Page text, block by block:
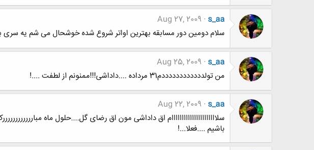
s_aa
Aug 27, 2009
سلام دومین دور مسابقه بهترین اواتر شروع شده خوشحال می شم یه سری
s_aa
Aug 25, 2009
من تولددددددددددددم31 مرداده ....داداشی!!!ممنونم از لطفت ....!
s_aa
Aug 22, 2009
سلاااااااااااااااااااااام اق داداشی مون اق رضای گل....حلول ماه
باشیم ....فعلا...!